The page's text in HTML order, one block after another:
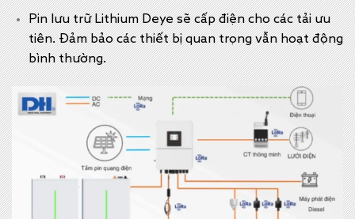
Pin lưu trữ Lithium Deye sẽ cấp điện cho các tải ưu
tiên. Đảm bảo các thiết bị quan trọng vẫn hoạt động
bình thường.